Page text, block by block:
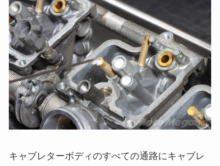
キャブレターボディのすべての通路にキャブレ